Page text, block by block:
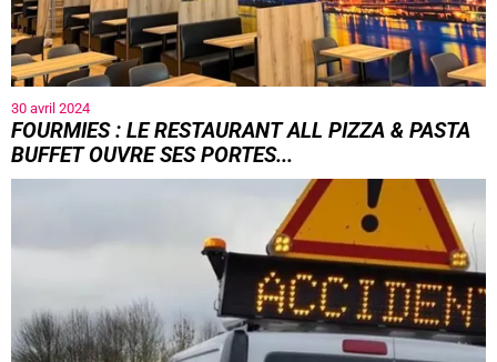
30 avril 2024
FOURMIES : LE RESTAURANT ALL PIZZA & PASTA
BUFFET OUVRE SES PORTES...